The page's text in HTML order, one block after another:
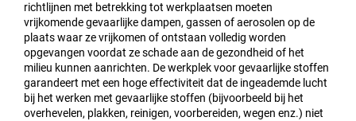
richtlijnen met betrekking tot werkplaatsen moeten
vrijkomende gevaarlijke dampen, gassen of aerosolen op de
plaats waar ze vrijkomen of ontstaan volledig worden
opgevangen voordat ze schade aan de gezondheid of het
milieu kunnen aanrichten. De werkplek voor gevaarlijke stoffen
garandeert met een hoge effectiviteit dat de ingeademde lucht
bij het werken met gevaarlijke stoffen (bijvoorbeeld bij het
overhevelen, plakken, reinigen, voorbereiden, wegen enz.) niet